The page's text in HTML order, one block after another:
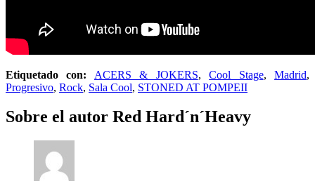
Etiquetado con: ACERS & JOKERS,Cool Stage,Madrid,
Progresivo, Rock, Sala Cool, STONED AT POMPEII
Sobre el autor Red Hard´n´Heavy